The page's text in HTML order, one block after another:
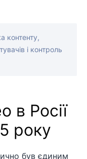
контенту,
і контроль
в Росії
року
був єдиним